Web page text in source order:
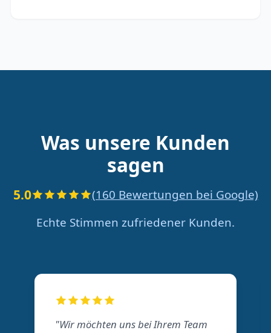
Was unsere Kunden
sagen
5.0
(160 Bewertungen bei Google)
Echte Stimmen zufriedener Kunden.
"Wir möchten uns bei Ihrem Team